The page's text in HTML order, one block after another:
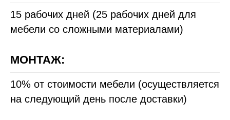
15 рабочих дней (25 рабочих дней для
мебели со сложными материалами)
МОНТАЖ:
10% от стоимости мебели (осуществляется
на следующий день после доставки)